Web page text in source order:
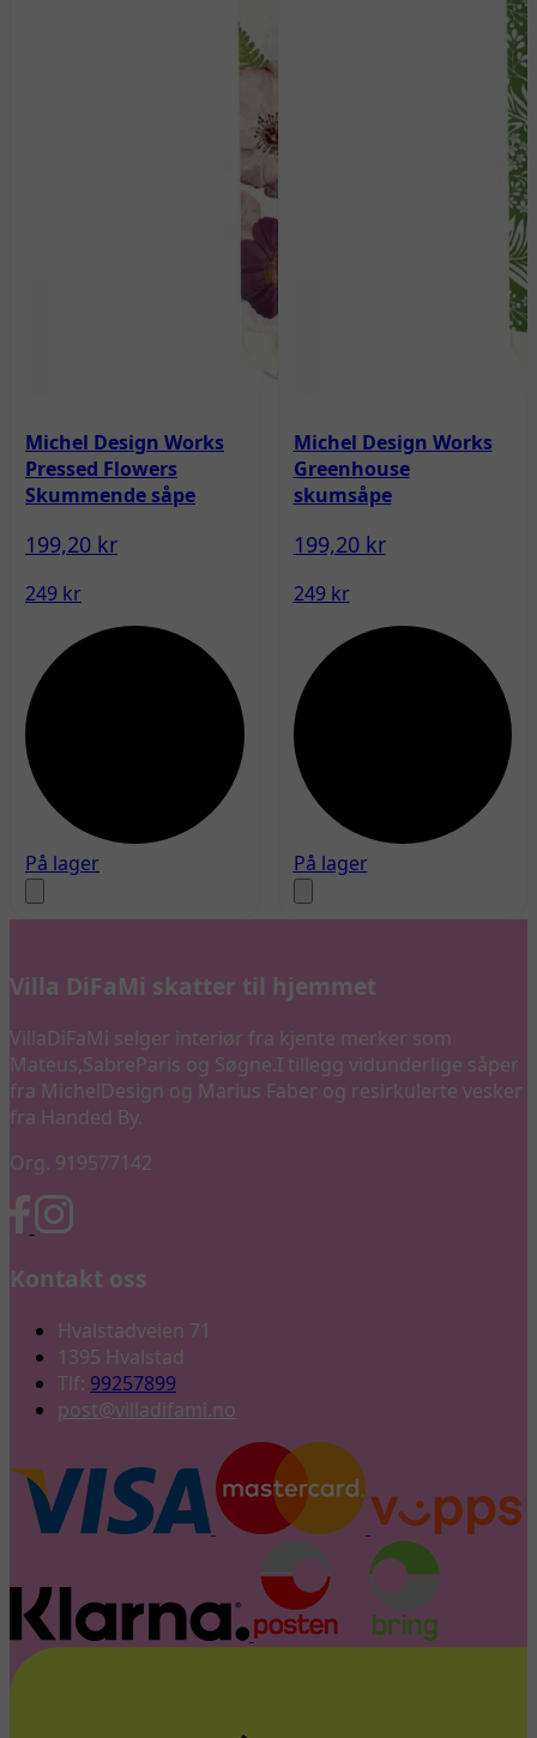
Michel Design Works
Pressed Flowers
Skummende såpe
199,20 kr
249 kr
På lager
Michel Design Works
Greenhouse
skumsåpe
199,20 kr
249 kr
På lager
Villa DiFaMi skatter til hjemmet
VillaDiFaMi selger interiør fra kjente merker som
Mateus,SabreParis og Søgne.I tillegg vidunderlige såper
fra MichelDesign og Marius Faber og resirkulerte vesker
fra Handed By.
Org. 919577142
Kontakt oss
Hvalstadveien 71
1395 Hvalstad
Tlf: 99257899
post@villadifami.no